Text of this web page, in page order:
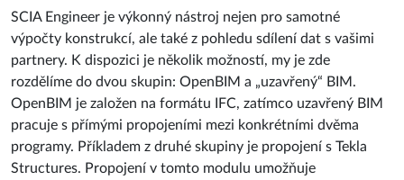
SCIA Engineer je výkonný nástroj nejen pro samotné
výpočty konstrukcí, ale také z pohledu sdílení dat s vašimi
partnery. K dispozici je několik možností, my je zde
rozdělíme do dvou skupin: OpenBIM a „uzavřený“ BIM.
OpenBIM je založen na formátu IFC, zatímco uzavřený BIM
pracuje s přímými propojeními mezi konkrétními dvěma
programy. Příkladem z druhé skupiny je propojení s Tekla
Structures. Propojení v tomto modulu umožňuje